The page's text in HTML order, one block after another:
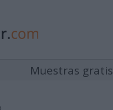
Muestras gratis